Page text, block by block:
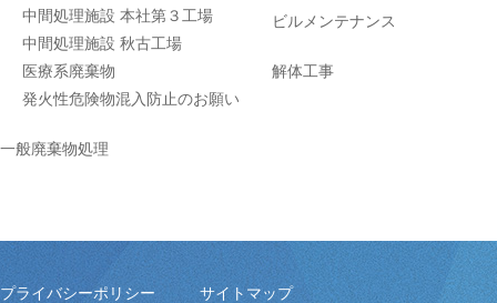
中間処理施設 本社第３工場
中間処理施設 秋古工場
医療系廃棄物
発火性危険物混入防止のお願い
一般廃棄物処理
ビルメンテナンス
解体工事
プライバシーポリシー サイトマップ